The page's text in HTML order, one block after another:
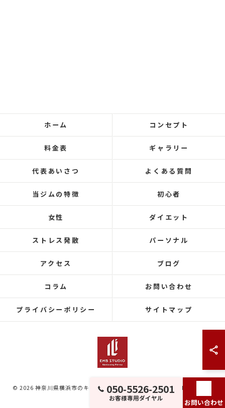
050-5526-2501
お客様専用ダイヤル お問い合わせ
ホーム コンセプト
料金表 ギャラリー
代表あいさつ よくある質問
当ジムの特徴 初心者
女性 ダイエット
ストレス発散 パーソナル
アクセス ブログ
コラム お問い合わせ
プライバシーポリシー サイトマップ
© 2026 神奈川県横浜市のキックボクシングならEMB Studio ALL RIGHTS
RESERVED.